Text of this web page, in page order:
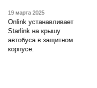
19 марта 2025
Onlink устанавливает
Starlink на крышу
автобуса в защитном
корпусе.